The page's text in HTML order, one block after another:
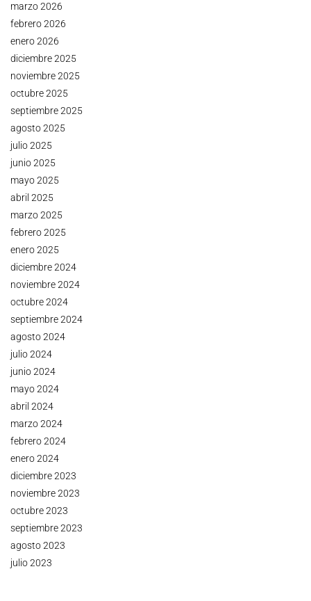
marzo 2026
febrero 2026
enero 2026
diciembre 2025
noviembre 2025
octubre 2025
septiembre 2025
agosto 2025
julio 2025
junio 2025
mayo 2025
abril 2025
marzo 2025
febrero 2025
enero 2025
diciembre 2024
noviembre 2024
octubre 2024
septiembre 2024
agosto 2024
julio 2024
junio 2024
mayo 2024
abril 2024
marzo 2024
febrero 2024
enero 2024
diciembre 2023
noviembre 2023
octubre 2023
septiembre 2023
agosto 2023
julio 2023